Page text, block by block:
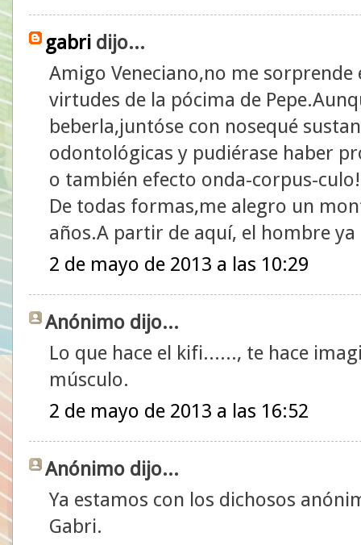
gabri dijo...
Amigo Veneciano,no me
virtudes de la pócima de
beberla,juntóse con nosequé
odontológicas y pudiérase haber
o también efecto onda-corpus-
De todas formas,me alegro un
años.A partir de aquí, el hombre
2 de mayo de 2013 a las 10:29
Anónimo dijo...
Lo que hace el kifi......, te hace
músculo.
2 de mayo de 2013 a las 16:52
Anónimo dijo...
Ya estamos con los dichosos
Gabri.